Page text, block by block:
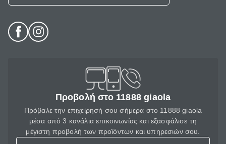
Προβολή στο 11888 giaola
Πρόβαλε την επιχείρησή σου σήμερα στο 11888 giaola
μέσα από 3 κανάλια επικοινωνίας και εξασφάλισε τη
μέγιστη προβολή των προϊόντων και υπηρεσιών σου.